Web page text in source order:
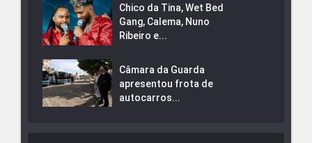
Chico da Tina, Wet Bed
Gang, Calema, Nuno
Ribeiro e...
Câmara da Guarda
apresentou frota de
autocarros...